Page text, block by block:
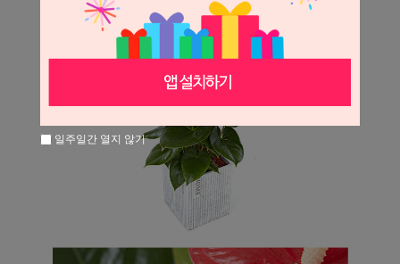
일주일간 열지 않기